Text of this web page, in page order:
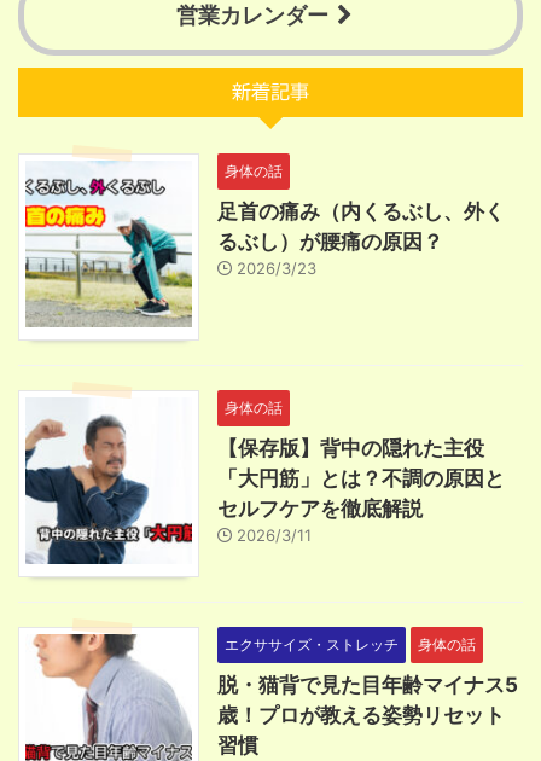
営業カレンダー
新着記事
身体の話
足首の痛み（内くるぶし、外く
るぶし）が腰痛の原因？
2026/3/23
身体の話
【保存版】背中の隠れた主役
「大円筋」とは？不調の原因と
セルフケアを徹底解説
2026/3/11
エクササイズ・ストレッチ 身体の話
脱・猫背で見た目年齢マイナス5
歳！プロが教える姿勢リセット
習慣